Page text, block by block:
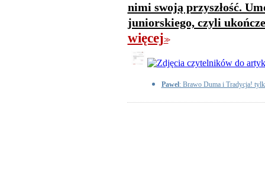
nimi swoją przyszłość.
juniorskiego, czyli
więcej>>
Pawel: Brawo Duma i Tradycja!